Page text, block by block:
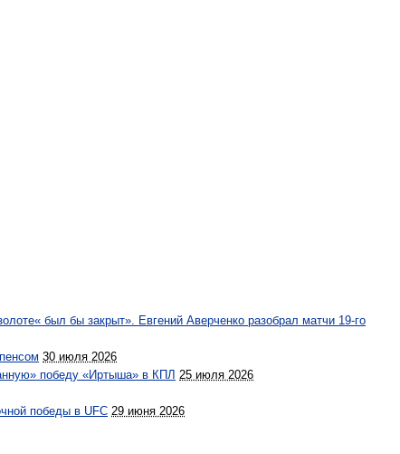
был бы закрыт». Евгений Аверченко разобрал матчи 19-го
30 июля 2026
победу «Иртыша» в КПЛ 25 июля 2026
победы в UFC 29 июня 2026